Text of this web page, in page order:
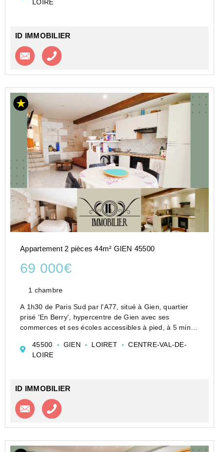
de-jardin, comprend :
LOIRE
ID IMMOBILIER
Contacter l'agence
Appartement 2 pièces 44m² GIEN 45500
69 000€
1 chambre
A 1h30 de Paris Sud par l'A77, situé à Gien, quartier
prisé 'En Berry', hypercentre de Gien avec ses
commerces et ses écoles accessibles à pied, à 5 min
Cet appartement de plain-pied avec pierres apparentes
comprend :...
45500 GIEN LOIRET
CENTRE-VAL-DE-
LOIRE
ID IMMOBILIER
Contacter l'agence